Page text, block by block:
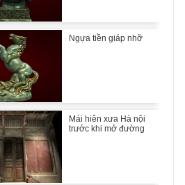
Ngựa tiền giáp nhỡ
Mái hiên xưa Hà nội
trước khi mở đường